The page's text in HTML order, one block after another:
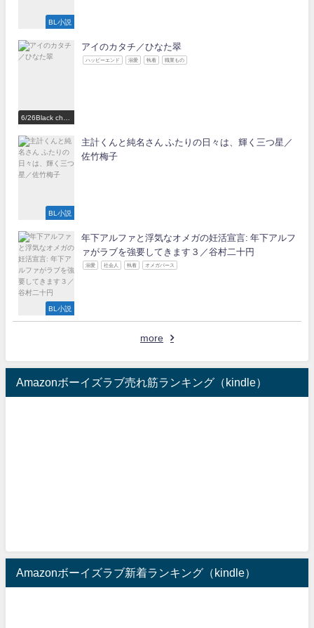
BL小説
6/26Black choc
加作家
アイのカタチ／ひなた翠
ハッピーエンド 溺愛 執着 職業もの
BL小説
主計くんと純名さん ふたりの日々は、輝く三つ星／
佐竹梅子
BL小説
年下アルファと浮気なオメガの妊活宣言: 年下アルフ
ァがラブを強要してきます３／谷村二十円
溺愛 社会人 執着 オメガバース
more
Amazonボーイズラブ売れ筋ランキング（kindle）
Amazonボーイズラブ新着ランキング（kindle）